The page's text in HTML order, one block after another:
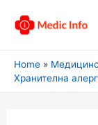
Home
Хранителна